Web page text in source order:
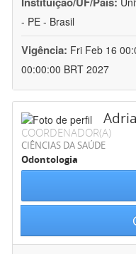
- PE - Brasil
Vigência: Fri Feb 16
00:00:00 BRT 2027
COORDENADOR(A)
CIÊNCIAS DA SAÚDE
Odontologia